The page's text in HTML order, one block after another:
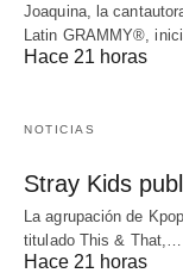
Joaquina, la
Latin GRAMMY®,
Hace 21 horas
NOTICIAS
Stray Kids
La agrupación de
titulado This & That,…
Hace 21 horas